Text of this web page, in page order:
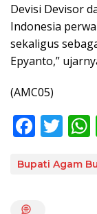
Devisi Devisor
Indonesia
sekaligus
Epyanto,”
(AMC05)
F
e
T
itt
Bupati Agam